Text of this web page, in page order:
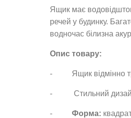
Ящик має
речей у будинку.
водночас білизна
Опис товару:
- Ящик відмінно
- Стильний
- Форма: